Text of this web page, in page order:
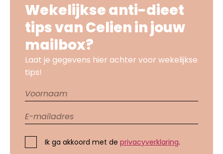
Wekelijkse anti-dieet
tips van Celien in jouw
mailbox?
Laat je gegevens hier achter voor wekelijkse
tips!
Ik ga akkoord met de privacyverklaring.